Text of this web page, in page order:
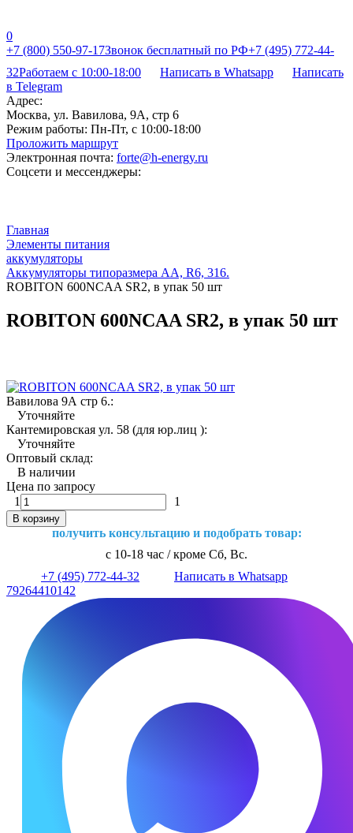
0
+7 (800) 550-97-17Звонок бесплатный по РФ+7 (495) 772-44-
32Работаем с 10:00-18:00 Написать в Whatsapp
Написать
в Telegram
Адрес:
Москва, ул. Вавилова, 9А, стр 6
Режим работы: Пн-Пт, с 10:00-18:00
Проложить маршрут
Электронная почта: forte@h-energy.ru
Соцсети и мессенджеры:
Главная
Элементы питания
аккумуляторы
Аккумуляторы типоразмера АА, R6, 316.
ROBITON 600NCAA SR2, в упак 50 шт
ROBITON 600NCAA SR2, в упак 50 шт
Вавилова 9А стр 6.:
Уточняйте
Кантемировская ул. 58 (для юр.лиц ):
Уточняйте
Оптовый склад:
В наличии
Цена по запросу
1
1
В корзину
получить консультацию и подобрать товар:
с 10-18 час / кроме Сб, Вс.
+7 (495) 772-44-32
Написать в Whatsapp
79264410142